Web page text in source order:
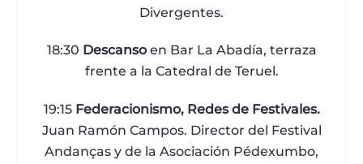
Divergentes.
18:30 Descanso en Bar La Abadía, terraza
frente a la Catedral de Teruel.
19:15 Federacionismo, Redes de Festivales.
Juan Ramón Campos. Director del Festival
Andanças y de la Asociación Pédexumbo,